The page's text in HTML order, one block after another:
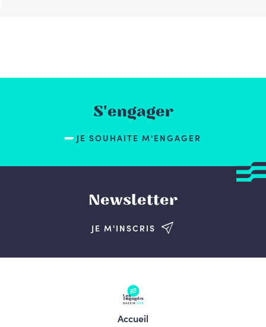
S'engager
JE SOUHAITE M'ENGAGER
Newsletter
JE M'INSCRIS
Accueil